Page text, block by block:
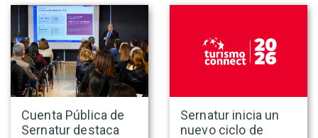
Cuenta Pública de
Sernatur destaca
Sernatur inicia un
nuevo ciclo de